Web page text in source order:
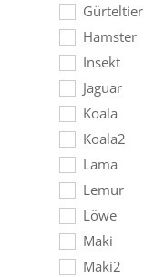
Gürteltier
Hamster
Insekt
Jaguar
Koala
Koala2
Lama
Lemur
Löwe
Maki
Maki2